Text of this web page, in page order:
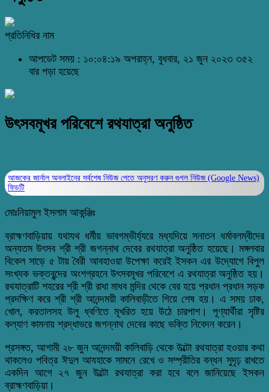
প্রতিনিধির নাম
আপডেট সময় : ১০:০৪:১৯ অপরাহ্ন, বুধবার, ২১ জুন ২০২৩ ৩৫২
বার পড়া হয়েছে
উৎসবমূখর পরিবেশে রথযাত্রা অনুষ্ঠিত
আজকের জার্নাল অনলাইনের সর্বশেষ নিউজ পেতে অনুসরণ করুন গুগল নিউজ (Google News)
ফিডটি
মোঃনিয়ামুল ইসলাম আকন্ঞ্জিঃ
ব্রাহ্মণবাড়িয়ায় যথাযথ ধর্মীয় ভাবগম্ভীর্য্যরে মধ্যদিয়ে সনাতন ধর্মাবলম্বীদের
অন্যতম উৎসব শ্রী শ্রী জগন্নাথ দেবের রথযাত্রা অনুষ্ঠিত হয়েছে। মঙ্গলবার
বিকেল সাড়ে ৫ টায় বৈরী আবহাওয়া উপেক্ষা করেই ইসকন এর উদ্যোগে বিপুল
সংখ্যক ভক্তবৃন্দের অংশগ্রহনে উৎসবমূখর পরিবেশে এ রথযাত্রা অনুষ্ঠিত হয়।
রথযাত্রাটি শহরের শ্রী শ্রী রাধা মাধব মন্দির থেকে বের হয়ে প্রধান প্রধান সড়ক
প্রদক্ষিণ করে শ্রী শ্রী আনন্দময়ী কালিবাড়ীতে গিয়ে শেষ হয়। এ সময় ঢাক,
খোল, করতালসহ উলু ধ্বণিতে মূখরিত হয়ে উঠে চারপাশ। পূণ্যার্থীরা সৃষ্টির
কল্যাণ কামনায় শ্রদ্ধাভরে জগন্নাথ দেবের কাছে ভক্তি নিবেদন করেন।
প্রসঙ্গত, আগামী ২৮ জুন আনন্দময়ী কালিবাড়ি থেকে উল্টো রথযাত্রা হওয়ার কথা
থাকলেও পবিত্র ঈদুল আযহাকে সামনে রেখে ও সম্প্রীতির বন্ধন সুদৃঢ় রাখতে
একদিন আগে ২৭ জুন উল্টো রথযাত্রা করা হবে বলে জানিয়েছে ইসকন
ব্রাহ্মণবাড়িয়া।